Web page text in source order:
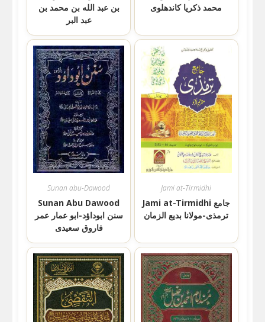
بن عبد الله بن محمد بن
عبد البر
محمد ذکریا کاندھلوی
Sunan abu-Dawood
Sunan Abu Dawood
سنن ابوداؤد-ابو عمار عمر
فاروق سعیدی
Jami at-Tirmidhi
Jami at-Tirmidhi جامع
ترمذی-مولانا بدیع الزمان